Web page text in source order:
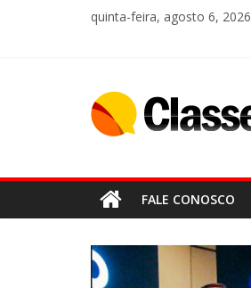
quinta-feira, agosto 6, 2026
FALE CONOSCO